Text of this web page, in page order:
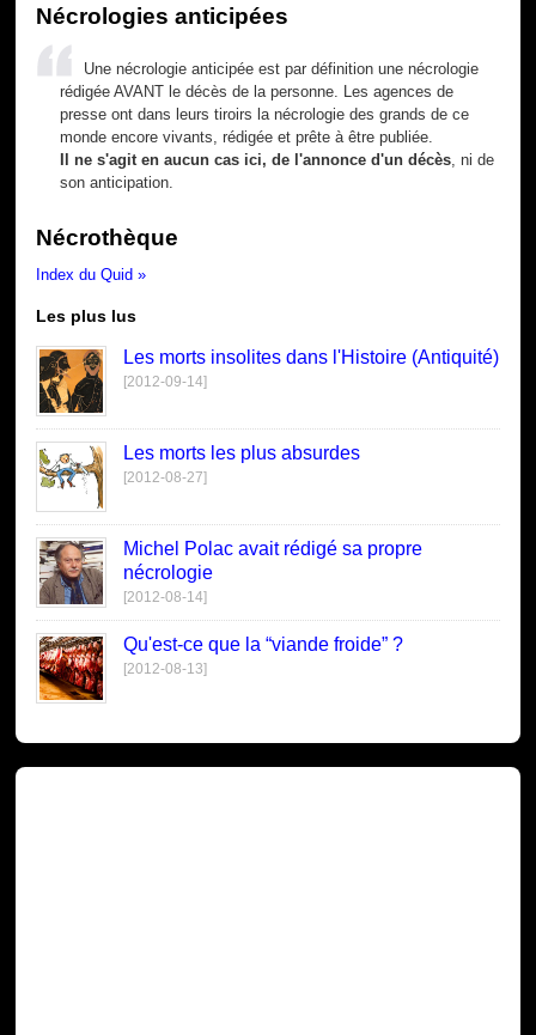
Nécrologies anticipées
Une nécrologie anticipée est par définition une nécrologie
rédigée AVANT le décès de la personne. Les agences de
presse ont dans leurs tiroirs la nécrologie des grands de ce
monde encore vivants, rédigée et prête à être publiée.
Il ne s'agit en aucun cas ici, de l'annonce d'un décès , ni de
son anticipation.
Nécrothèque
Index du Quid »
Les plus lus
Les morts insolites dans l'Histoire (Antiquité)
[2012-09-14]
Les morts les plus absurdes
[2012-08-27]
Michel Polac avait rédigé sa propre
nécrologie
[2012-08-14]
Qu'est-ce que la “viande froide” ?
[2012-08-13]